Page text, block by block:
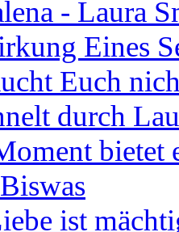
- Laura
Eines
Euch
durch
bietet
ist